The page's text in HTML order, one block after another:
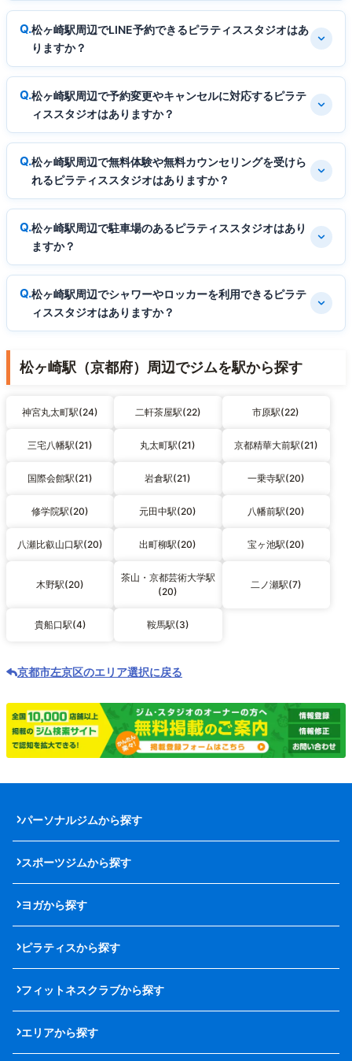
松ヶ崎駅周辺でLINE予約できるピラティススタジオはあ
りますか？
松ヶ崎駅周辺で予約変更やキャンセルに対応するピラテ
ィススタジオはありますか？
松ヶ崎駅周辺で無料体験や無料カウンセリングを受けら
れるピラティススタジオはありますか？
松ヶ崎駅周辺で駐車場のあるピラティススタジオはあり
ますか？
松ヶ崎駅周辺でシャワーやロッカーを利用できるピラテ
ィススタジオはありますか？
松ヶ崎駅（京都府）周辺でジムを駅から探す
神宮丸太町駅(24) 二軒茶屋駅(22) 市原駅(22)
三宅八幡駅(21) 丸太町駅(21) 京都精華大前駅(21)
国際会館駅(21) 岩倉駅(21) 一乗寺駅(20)
修学院駅(20) 元田中駅(20) 八幡前駅(20)
八瀬比叡山口駅(20) 出町柳駅(20) 宝ヶ池駅(20)
木野駅(20)
茶山・京都芸術大学駅
(20)
二ノ瀬駅(7)
貴船口駅(4) 鞍馬駅(3)
京都市左京区のエリア選択に戻る
パーソナルジムから探す
スポーツジムから探す
ヨガから探す
ピラティスから探す
フィットネスクラブから探す
エリアから探す